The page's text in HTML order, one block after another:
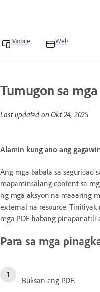
Mobile Web
Tumugon sa
Last updated on Okt 24, 2025
Alamin kung ano ang
Ang mga babala sa seguridad
mapaminsalang content sa
ng mga aksyon na maaaring
external na resource. Tinitiyak
mga PDF habang pinapanatili
Para sa mga
Buksan ang PDF.